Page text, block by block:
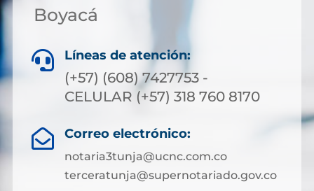
Boyacá
 Líneas de atención:
(+57) (608) 7427753 -
CELULAR (+57) 318 760 8170
 Correo electrónico:
notaria3tunja@ucnc.com.co
terceratunja@supernotariado.gov.co